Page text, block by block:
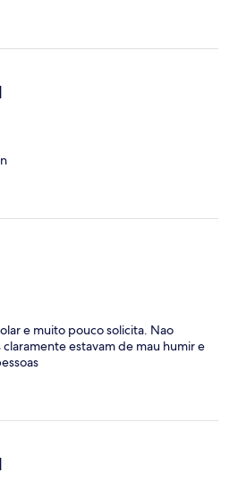
e muito pouco solicita. Nao
estavam de mau humir e